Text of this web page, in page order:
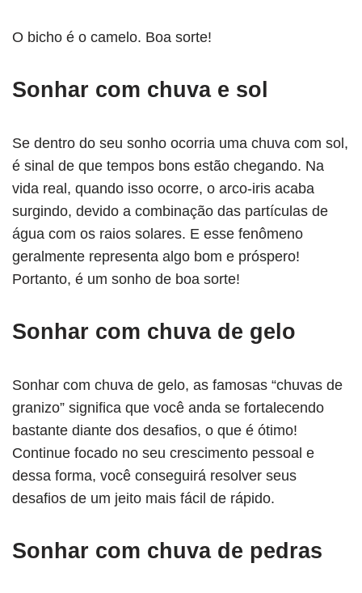
O bicho é o camelo. Boa sorte!
Sonhar com chuva e sol
Se dentro do seu sonho ocorria uma chuva com sol,
é sinal de que tempos bons estão chegando. Na
vida real, quando isso ocorre, o arco-iris acaba
surgindo, devido a combinação das partículas de
água com os raios solares. E esse fenômeno
geralmente representa algo bom e próspero!
Portanto, é um sonho de boa sorte!
Sonhar com chuva de gelo
Sonhar com chuva de gelo, as famosas “chuvas de
granizo” significa que você anda se fortalecendo
bastante diante dos desafios, o que é ótimo!
Continue focado no seu crescimento pessoal e
dessa forma, você conseguirá resolver seus
desafios de um jeito mais fácil de rápido.
Sonhar com chuva de pedras